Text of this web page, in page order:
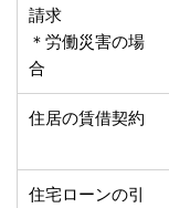
請求
＊労働災害の場
合
住居の賃借契約
住宅ローンの引